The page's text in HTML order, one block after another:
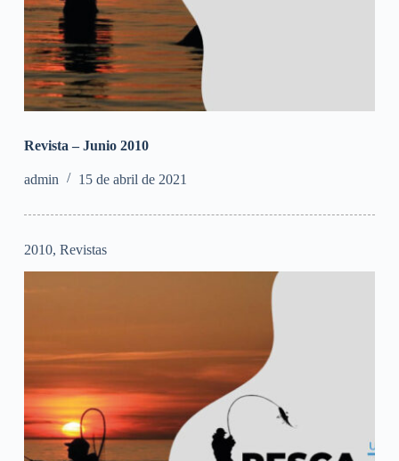
Revista – Junio 2010
admin 15 de abril de 2021
2010, Revistas